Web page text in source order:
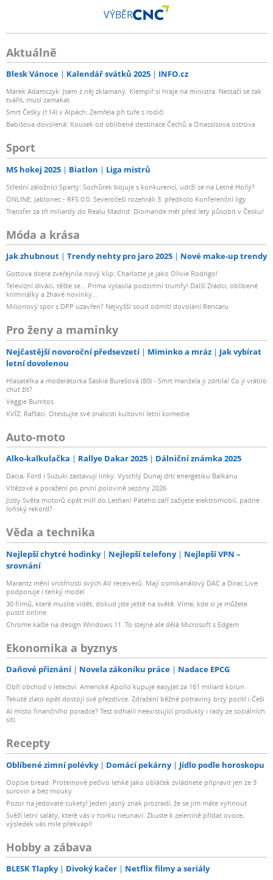
VÝBĚR
Aktuálně
Blesk Vánoce Kalendář svátků 2025 INFO.cz
Marek Adamczyk: Jsem z něj zklamaný. Klempíř si hraje na ministra. Nestačí se tak
tvářit, musí zamakat
Smrt Češky (†14) v Alpách: Zemřela při túře s rodiči
Babišova dovolená: Kousek od oblíbené destinace Čechů a Onassisova ostrova
Sport
MS hokej 2025 Biatlon Liga mistrů
Střední záložníci Sparty: Sochůrek bojuje s konkurencí, udrží se na Letné Hollý?
ONLINE: Jablonec - RFS 0:0. Severočeši rozehráli 3. předkolo Konferenční ligy
Transfer za tři miliardy do Realu Madrid: Diomande měl před lety působit v Česku!
Móda a krása
Jak zhubnout Trendy nehty pro jaro 2025 Nové make-up trendy
Gottova dcera zveřejnila nový klip: Charlotte je jako Olivie Rodrigo!
Televizní diváci, těšte se... Prima vytasila podzimní trumfy! Další Zrádci, oblíbené
kriminálky a žhavé novinky...
Milionový spor s DPP uzavřen? Nejvyšší soud odmítl dovolání Rencaru
Pro ženy a maminky
Nejčastější novoroční předsevzetí Miminko a mráz
Jak vybírat
letní dovolenou
Hlasatelka a moderátorka Saskia Burešová (80) - Smrt manžela ji zdrtila! Co jí vrátilo
chuť žít?
Veggie Burritos
KVÍZ: Rafťáci. Otestujte své znalosti kultovní letní komedie
Auto-moto
Alko-kalkulačka Rallye Dakar 2025 Dálniční známka 2025
Dacia, Ford i Suzuki zastavují linky. Vyschlý Dunaj drtí energetiku Balkánu
Vítězové a poražení po první polovině sezóny 2026
Jízdy Světa motorů opět míří do Letňan! Pátého září zažijete elektromobil, padne
loňský rekord?
Věda a technika
Nejlepší chytré hodinky Nejlepší telefony
Nejlepší VPN –
srovnání
Marantz mění vnitřnosti svých AV receiverů. Mají osmikanálový DAC a Dirac Live
podporuje i tenký model
30 filmů, které musíte vidět, dokud jste ještě na světě. Víme, kde si je můžete
pustit online
Chrome kašle na design Windows 11. To stejné ale dělá Microsoft s Edgem
Ekonomika a byznys
Daňové přiznání Novela zákoníku práce Nadace EPCG
Obří obchod v letectví. Americké Apollo kupuje easyJet za 161 miliard korun
Tekuté zlato opět dostojí své přezdívce. Zdražení běžné potraviny brzy pocítí i Češi
AI místo finančního poradce? Test odhalil neexistující produkty i rady ze sociálních
sítí
Recepty
Oblíbené zimní polévky Domácí pekárny Jídlo podle horoskopu
Oopsie bread: Proteinové pečivo lehké jako obláček zvládnete připravit jen ze 3
surovin a bez mouky
Pozor na jedovaté cukety! Jeden jasný znak prozradí, že se jim máte vyhnout
Svěží letní saláty, které vás v horku neunaví: Zkuste k zelenině přidat ovoce,
výsledek vás mile překvapí!
Hobby a zábava
BLESK Tlapky Divoký kačer Netflix filmy a seriály